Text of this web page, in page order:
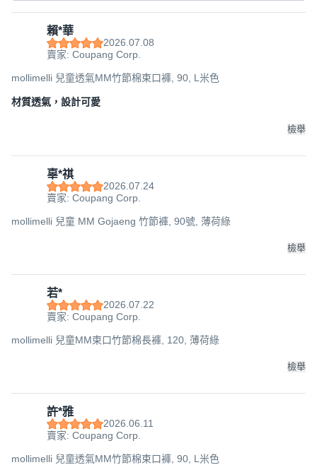
賴*華
2026.07.08
賣家: Coupang Corp.
mollimelli 兒童透氣MM竹節棉束口褲, 90, L米色
材質透氣，設計可愛
檢舉
辜*祺
2026.07.24
賣家: Coupang Corp.
mollimelli 兒童 MM Gojaeng 竹節褲, 90號, 薄荷綠
檢舉
若*
2026.07.22
賣家: Coupang Corp.
mollimelli 兒童MM束口竹節棉長褲, 120, 薄荷綠
檢舉
許*雅
2026.06.11
賣家: Coupang Corp.
mollimelli 兒童透氣MM竹節棉束口褲, 90, L米色